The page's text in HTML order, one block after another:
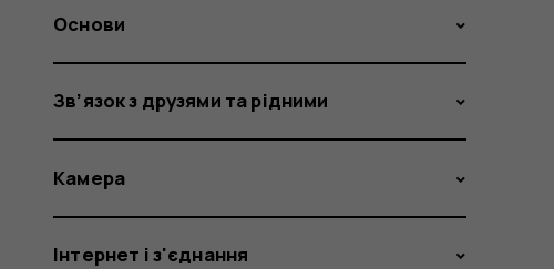
Основи
Зв’язок з друзями та рідними
Камера
Інтернет і з'єднання